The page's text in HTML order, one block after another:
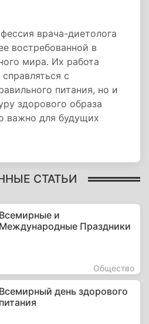
врача-диетолога
востребованной в
мира. Их работа
с
питания, но и
здорового образа
важно для будущих
СТАТЬИ
Всемирные и
Международные Праздники
Общество
Всемирный день здорового
питания